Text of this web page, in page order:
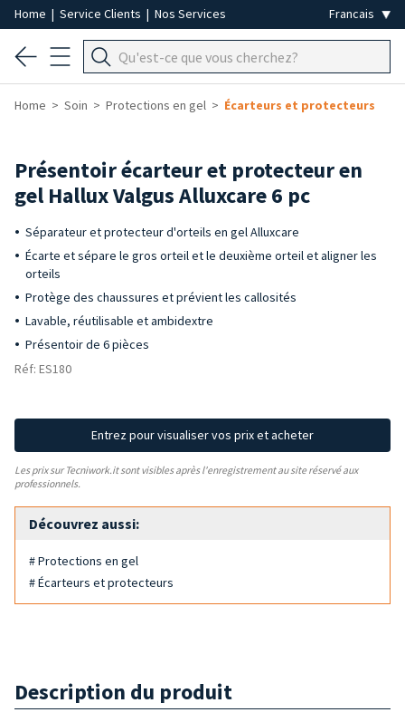
Home | Service Clients | Nos Services
Home Soin Protections en gel Écarteurs et protecteurs
Présentoir écarteur et protecteur en
gel Hallux Valgus Alluxcare 6 pc
Séparateur et protecteur d'orteils en gel Alluxcare
Écarte et sépare le gros orteil et le deuxième orteil et aligner les
orteils
Protège des chaussures et prévient les callosités
Lavable, réutilisable et ambidextre
Présentoir de 6 pièces
Réf: ES180
Entrez pour visualiser vos prix et acheter
Les prix sur Tecniwork.it sont visibles après l'enregistrement au site réservé aux
professionnels.
Découvrez aussi:
# Protections en gel
# Écarteurs et protecteurs
Description du produit